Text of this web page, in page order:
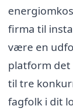
firma til
være en
platform
til tre
fagfolk i dit